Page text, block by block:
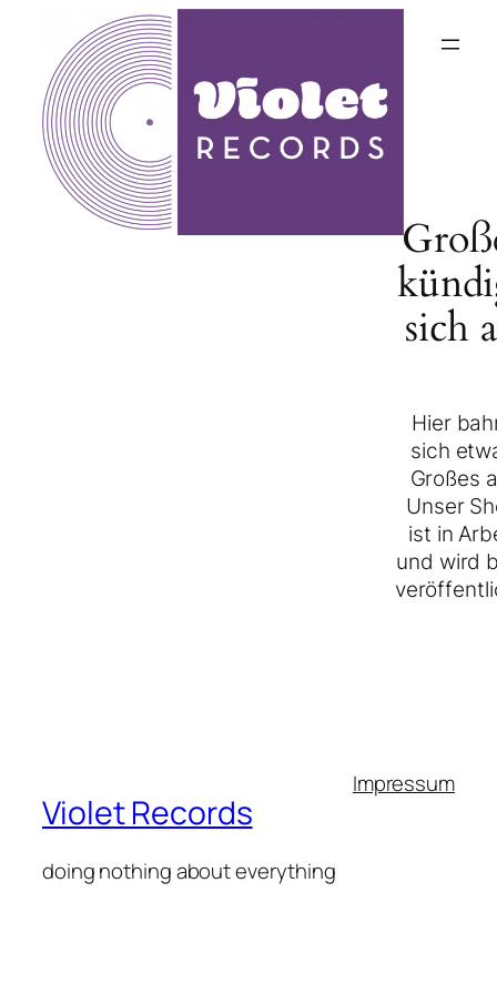
sich
Hier
sich
Großes
Unser
ist in
und wird
Violet Records
doing nothing about everything
Impressum